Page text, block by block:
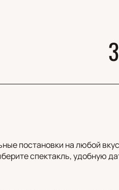
постановки на любой
спектакль, удобную